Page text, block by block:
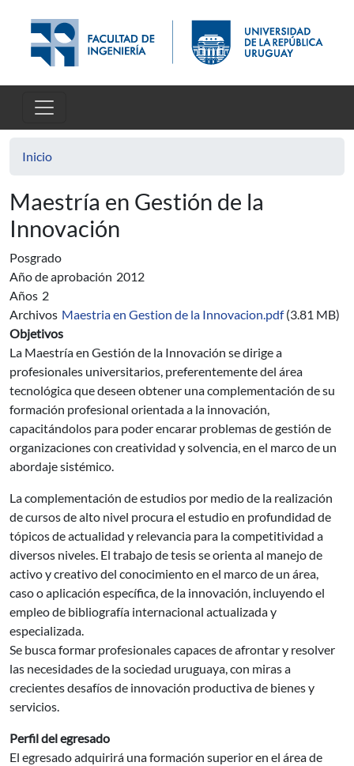
Inicio
Maestría en Gestión de la
Innovación
Posgrado
Año de aprobación 2012
Años 2
Archivos Maestria en Gestion de la Innovacion.pdf (3.81 MB)
Objetivos
La Maestría en Gestión de la Innovación se dirige a
profesionales universitarios, preferentemente del área
tecnológica que deseen obtener una complementación de su
formación profesional orientada a la innovación,
capacitándolos para poder encarar problemas de gestión de
organizaciones con creatividad y solvencia, en el marco de un
abordaje sistémico.
La complementación de estudios por medio de la realización
de cursos de alto nivel procura el estudio en profundidad de
tópicos de actualidad y relevancia para la competitividad a
diversos niveles. El trabajo de tesis se orienta al manejo de
activo y creativo del conocimiento en el marco de un área,
caso o aplicación específica, de la innovación, incluyendo el
empleo de bibliografía internacional actualizada y
especializada.
Se busca formar profesionales capaces de afrontar y resolver
las necesidades de la sociedad uruguaya, con miras a
crecientes desafíos de innovación productiva de bienes y
servicios.
Perfil del egresado
El egresado adquirirá una formación superior en el área de